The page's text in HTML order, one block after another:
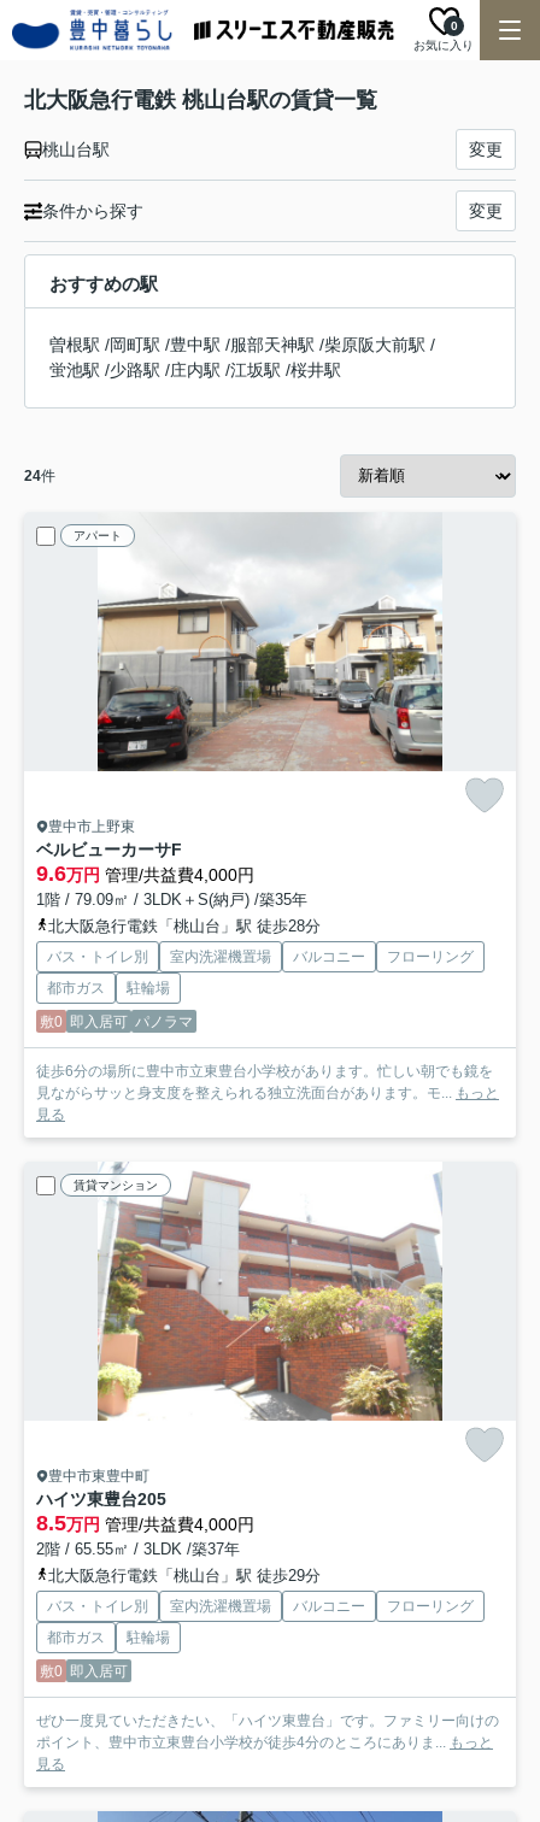
お気に入り
0
北大阪急行電鉄 桃山台駅の賃貸一覧
桃山台駅 変更
条件から探す 変更
おすすめの駅
曽根駅 /岡町駅 /豊中駅 /服部天神駅 /柴原阪大前駅 /
蛍池駅 /少路駅 /庄内駅 /江坂駅 /桜井駅
24件
アパート
豊中市上野東
ベルビューカーサF
9.6万円 管理/共益費4,000円
1階 / 79.09㎡ / 3LDK＋S(納戸) /築35年
北大阪急行電鉄「桃山台」駅 徒歩28分
バス・トイレ別 室内洗濯機置場 バルコニー
フローリング
都市ガス
駐輪場
敷0 即入居可 パノラマ
徒歩6分の場所に豊中市立東豊台小学校があります。忙しい朝でも鏡を
見ながらサッと身支度を整えられる独立洗面台があります。モ... もっと
見る
賃貸マンション
豊中市東豊中町
ハイツ東豊台205
8.5万円 管理/共益費4,000円
2階 / 65.55㎡ / 3LDK /築37年
北大阪急行電鉄「桃山台」駅 徒歩29分
バス・トイレ別 室内洗濯機置場 バルコニー
フローリング
都市ガス
駐輪場
敷0 即入居可
ぜひ一度見ていただきたい、「ハイツ東豊台」です。ファミリー向けの
ポイント、豊中市立東豊台小学校が徒歩4分のところにありま... もっと
見る